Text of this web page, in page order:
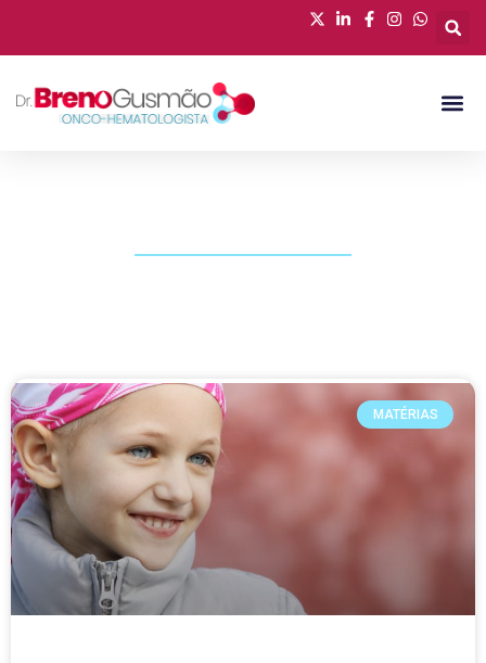
MATÉRIAS